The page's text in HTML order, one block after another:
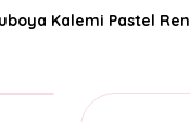
Kalemi Pastel